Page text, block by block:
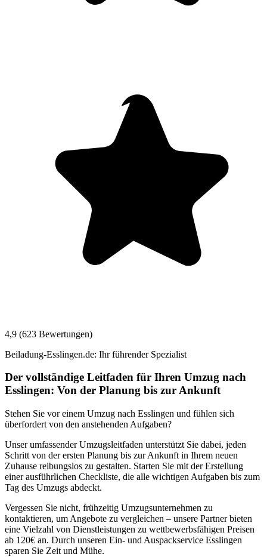
4,9 (623 Bewertungen)
Beiladung-Esslingen.de: Ihr führender Spezialist
Der vollständige Leitfaden für Ihren Umzug nach
Esslingen: Von der Planung bis zur Ankunft
Stehen Sie vor einem Umzug nach Esslingen und fühlen sich
überfordert von den anstehenden Aufgaben?
Unser umfassender Umzugsleitfaden unterstützt Sie dabei, jeden
Schritt von der ersten Planung bis zur Ankunft in Ihrem neuen
Zuhause reibungslos zu gestalten. Starten Sie mit der Erstellung
einer ausführlichen Checkliste, die alle wichtigen Aufgaben bis zum
Tag des Umzugs abdeckt.
Vergessen Sie nicht, frühzeitig Umzugsunternehmen zu
kontaktieren, um Angebote zu vergleichen – unsere Partner bieten
eine Vielzahl von Dienstleistungen zu wettbewerbsfähigen Preisen
ab 120€ an. Durch unseren Ein- und Auspackservice Esslingen
sparen Sie Zeit und Mühe.